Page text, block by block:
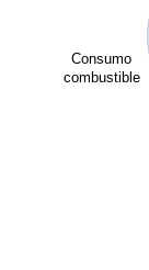
Consumo
combustible